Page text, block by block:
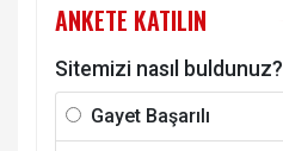
ANKETE KATILIN
Sitemizi nasıl buldunuz?
Gayet Başarılı